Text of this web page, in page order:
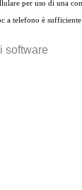
per uso di una
a telefono è
software